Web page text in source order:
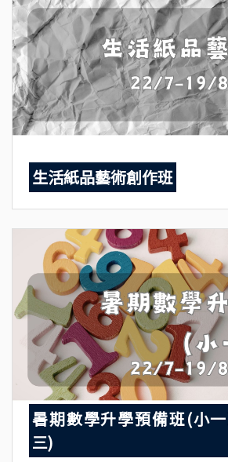
生活紙品藝術創作班
暑期數學升學預備班(小
三)